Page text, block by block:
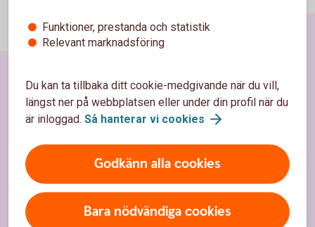
Funktioner, prestanda och statistik
Relevant marknadsföring
Du kan ta tillbaka ditt cookie-medgivande när du vill,
längst ner på webbplatsen eller under din profil när du
är inloggad. Så hanterar vi cookies
Godkänn alla cookies
Bara nödvändiga cookies
Sidfot
Hitta snabbt
Spärrhjälp
Hitta bankkontor
Bli kund